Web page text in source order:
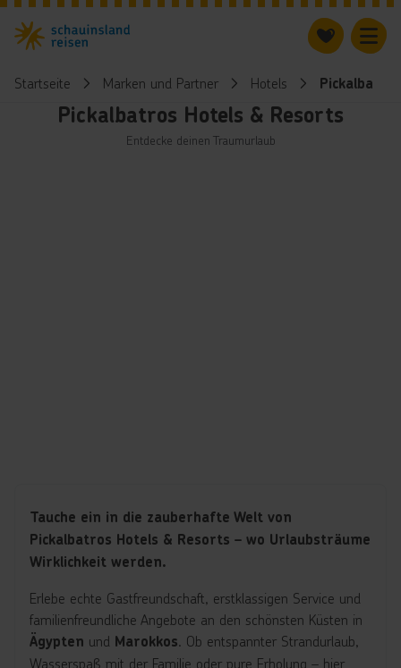
Startseite Marken und Partner Hotels
Pickalbatros Hotels & Resorts
Entdecke deinen Traumurlaub
Tauche ein in die zauberhafte Welt von
Pickalbatros Hotels & Resorts – wo Urlaubsträume
Wirklichkeit werden.
Erlebe echte Gastfreundschaft, erstklassigen Service und
familienfreundliche Angebote an den schönsten Küsten in
Ägypten und Marokkos. Ob entspannter Strandurlaub,
Wasserspaß mit der Familie oder pure Erholung – hier